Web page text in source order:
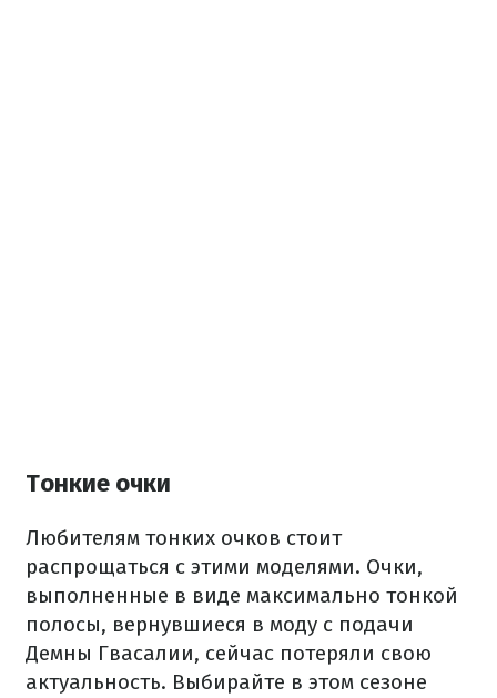
Тонкие очки
Любителям тонких очков стоит
распрощаться с этими моделями. Очки,
выполненные в виде максимально тонкой
полосы, вернувшиеся в моду с подачи
Демны Гвасалии, сейчас потеряли свою
актуальность. Выбирайте в этом сезоне